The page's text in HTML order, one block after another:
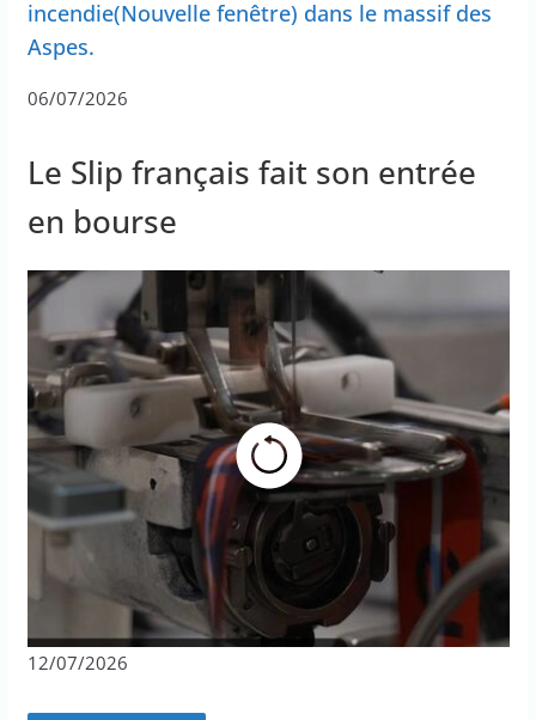
incendie(Nouvelle fenêtre) dans le massif des
Aspes.
06/07/2026
Le Slip français fait son entrée
en bourse
12/07/2026